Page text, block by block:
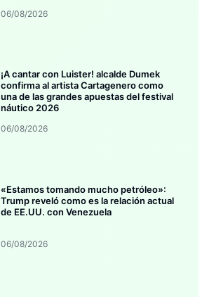
06/08/2026
¡A cantar con Luister! alcalde Dumek
confirma al artista Cartagenero como
una de las grandes apuestas del festival
náutico 2026
06/08/2026
«Estamos tomando mucho petróleo»:
Trump reveló como es la relación actual
de EE.UU. con Venezuela
06/08/2026